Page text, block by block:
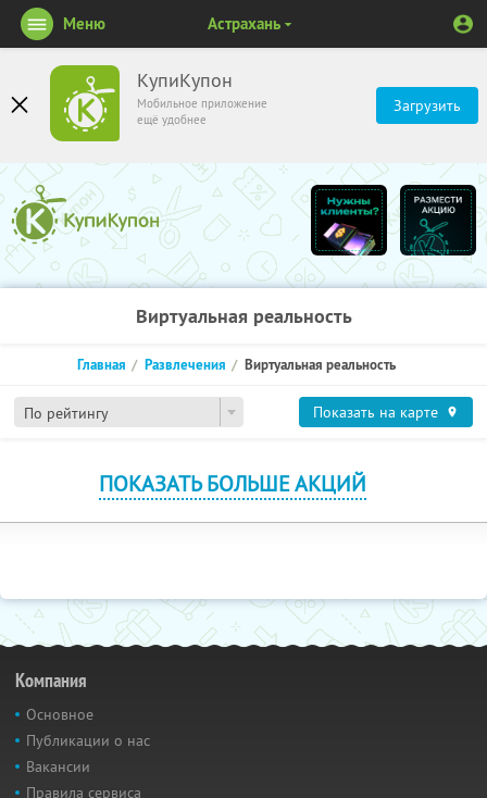
КупиКупон
Мобильное приложение
ещё удобнее
Загрузить
Меню Астрахань
Виртуальная реальность
По рейтингу
Главная Развлечения Виртуальная реальность
Показать на карте
ПОКАЗАТЬ БОЛЬШЕ АКЦИЙ
Компания
Основное
Публикации о нас
Вакансии
Правила сервиса